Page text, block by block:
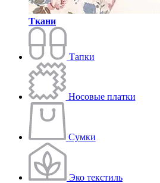
Ткани
Тапки
Носовые платки
Сумки
Эко текстиль